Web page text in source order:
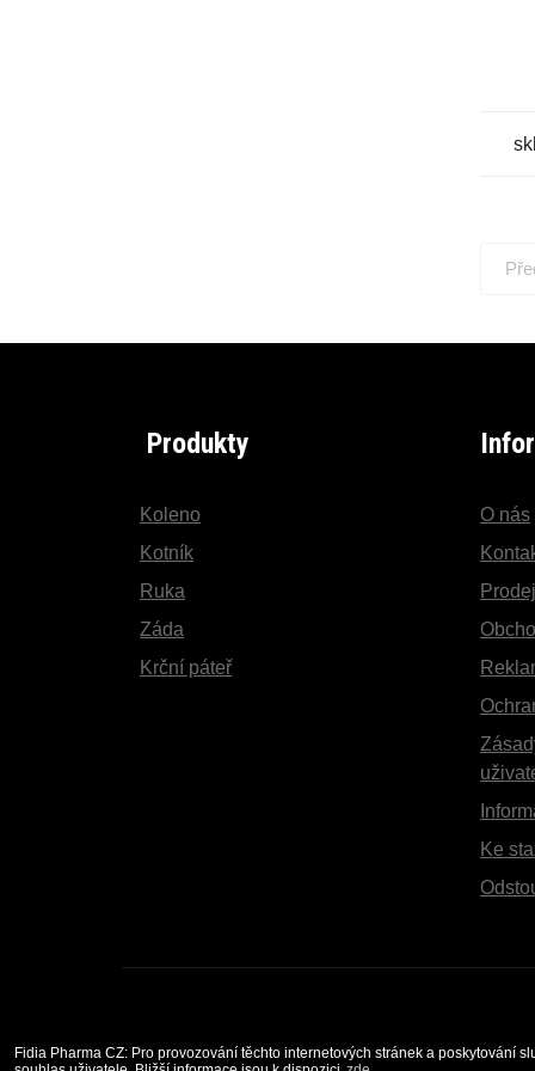
Fidia Pharma CZ: Pro provozování těchto internetových stránek a poskytování
Produkty
Koleno
Kotník
Ruka
Záda
Krční páteř
O nás
Ke